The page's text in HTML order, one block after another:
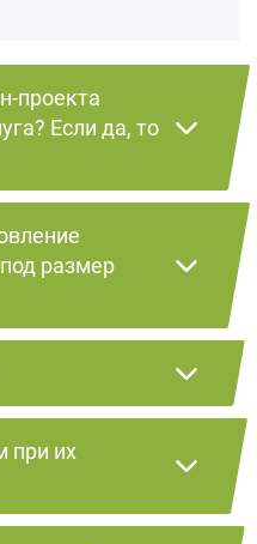
проекта
Если да, то
размер
при их